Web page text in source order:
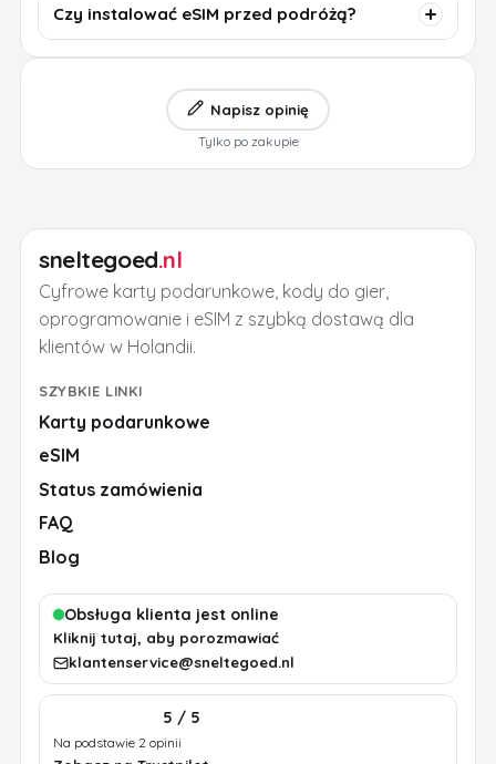
Czy instalować eSIM przed podróżą?
Napisz opinię
Tylko po zakupie
sneltegoed.nl
Cyfrowe karty podarunkowe, kody do gier,
oprogramowanie i eSIM z szybką dostawą dla
klientów w Holandii.
SZYBKIE LINKI
Karty podarunkowe
eSIM
Status zamówienia
FAQ
Blog
Obsługa klienta jest online
Kliknij tutaj, aby porozmawiać
klantenservice@sneltegoed.nl
5 / 5
Na podstawie 2 opinii